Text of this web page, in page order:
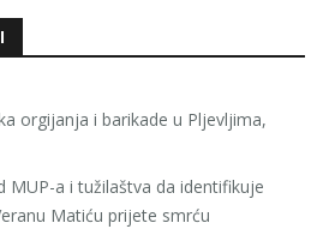
orgijanja i barikade u Pljevljima,
MUP-a i tužilaštva da identifikuje
Matiću prijete smrću